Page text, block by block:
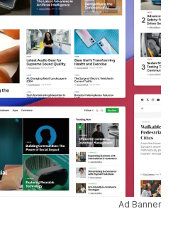
Ad Banner